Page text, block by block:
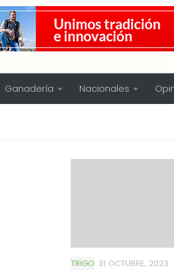
Ganadería Nacionales
TRIGO 31 OCTUBRE, 2023